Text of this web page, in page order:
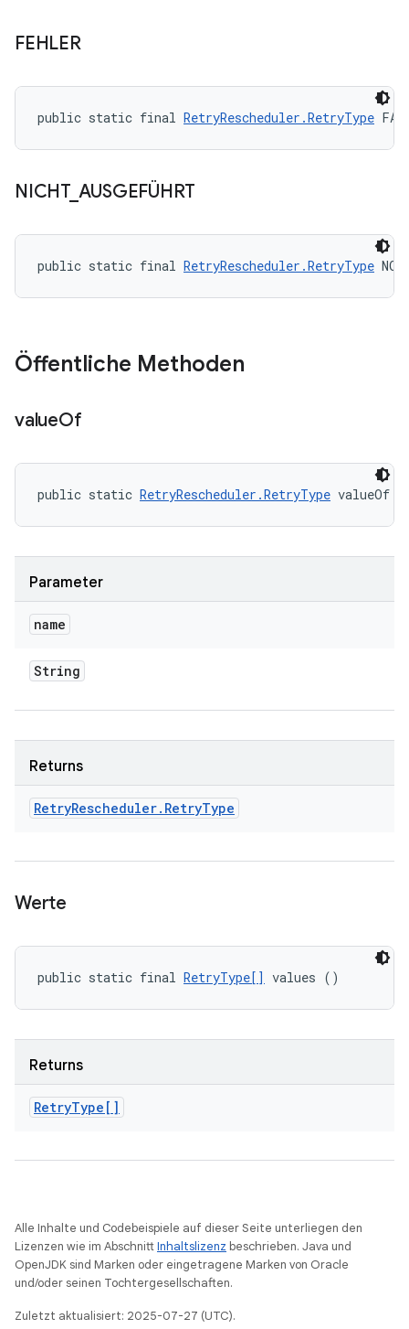
FEHLER
public static final RetryRescheduler.RetryType
NICHT_ AUSGEFÜHRT
public static final RetryRescheduler.RetryType
Öffentliche Methoden
valueOf
public static RetryRescheduler.RetryType valueOf
Parameter
name
String
Returns
RetryRescheduler. RetryType
Werte
public static final RetryType[] values ()
Returns
RetryType[]
Alle Inhalte und Codebeispiele auf dieser Seite unterliegen den
Lizenzen wie im AbschnittInhaltslizenz beschrieben. Java und
OpenJDK sind Marken oder eingetragene Marken von Oracle
und/oder seinen Tochtergesellschaften.
Zuletzt aktualisiert: 2025-07-27 (UTC).